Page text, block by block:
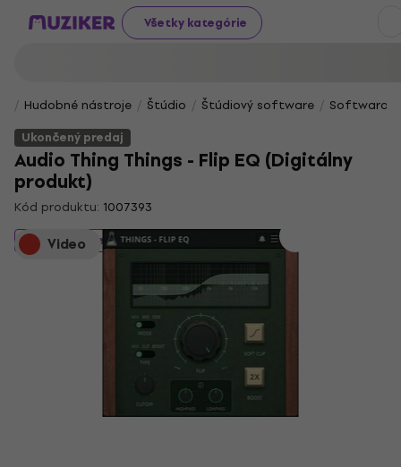
Všetky kategórie
Hudobné nástroje Štúdio Štúdiový software
Ukončený predaj
Audio Thing Things - Flip EQ (Digitálny
produkt)
Kód produktu: 1007393
Video
Ukončený predaj